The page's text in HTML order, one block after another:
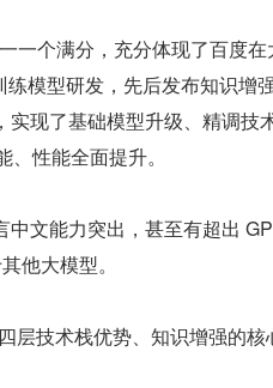
一个满分，充分体现了百度在
模型研发，先后发布知识增
现了基础模型升级、精调技
性能全面提升。
文能力突出，甚至有超出
他大模型。
层技术栈优势、知识增强的核